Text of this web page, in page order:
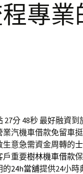
專業
27分 48秒最好融資到
汽機車借款免留車
意急需資金周轉的
戶重要樹林機車借款
的24h當舖提供24小時